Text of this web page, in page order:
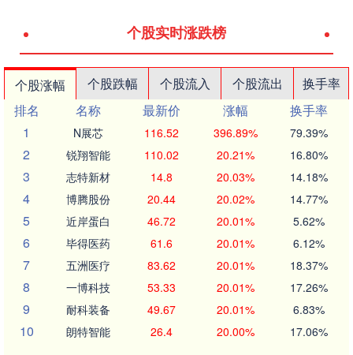
个股实时涨跌榜
个股涨幅 个股跌幅 个股流入 个股流出
换手率
排名
名称 最新价 涨幅
换手率
1
N展芯 116.52 396.89% 79.39%
2 锐翔智能 110.02 20.21% 16.80%
3 志特新材 14.8 20.03% 14.18%
4 博腾股份 20.44 20.02% 14.77%
5 近岸蛋白 46.72 20.01% 5.62%
6 毕得医药 61.6 20.01% 6.12%
7 五洲医疗 83.62 20.01% 18.37%
8 一博科技 53.33 20.01% 17.26%
9 耐科装备 49.67 20.01% 6.83%
10 朗特智能 26.4 20.00% 17.06%